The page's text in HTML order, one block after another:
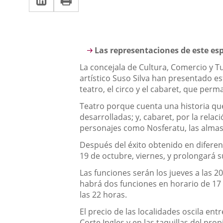
aplicación
a
aplicación
externa.
Descripción
Las representaciones de este
La concejala de Cultura, Comercio y
artístico Suso Silva han presentado
teatro, el circo y el cabaret, que
Teatro porque cuenta una historia
desarrolladas; y, cabaret, por la
personajes como Nosferatu, las
Después del éxito obtenido en
19 de octubre, viernes, y prolongará
Las funciones serán los jueves a las
habrá dos funciones en horario de
las 22 horas.
El precio de las localidades oscila